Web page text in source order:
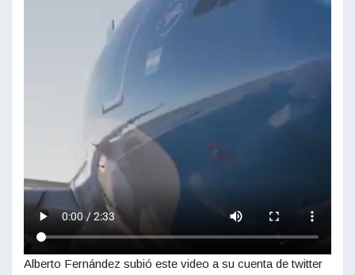
Alberto Fernández subió este video a su cuenta de twitter